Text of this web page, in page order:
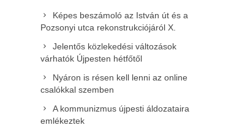
Képes beszámoló az István út és a
Pozsonyi utca rekonstrukciójáról X.
Jelentős közlekedési változások
várhatók Újpesten hétfőtől
Nyáron is résen kell lenni az online
csalókkal szemben
A kommunizmus újpesti áldozataira
emlékeztek